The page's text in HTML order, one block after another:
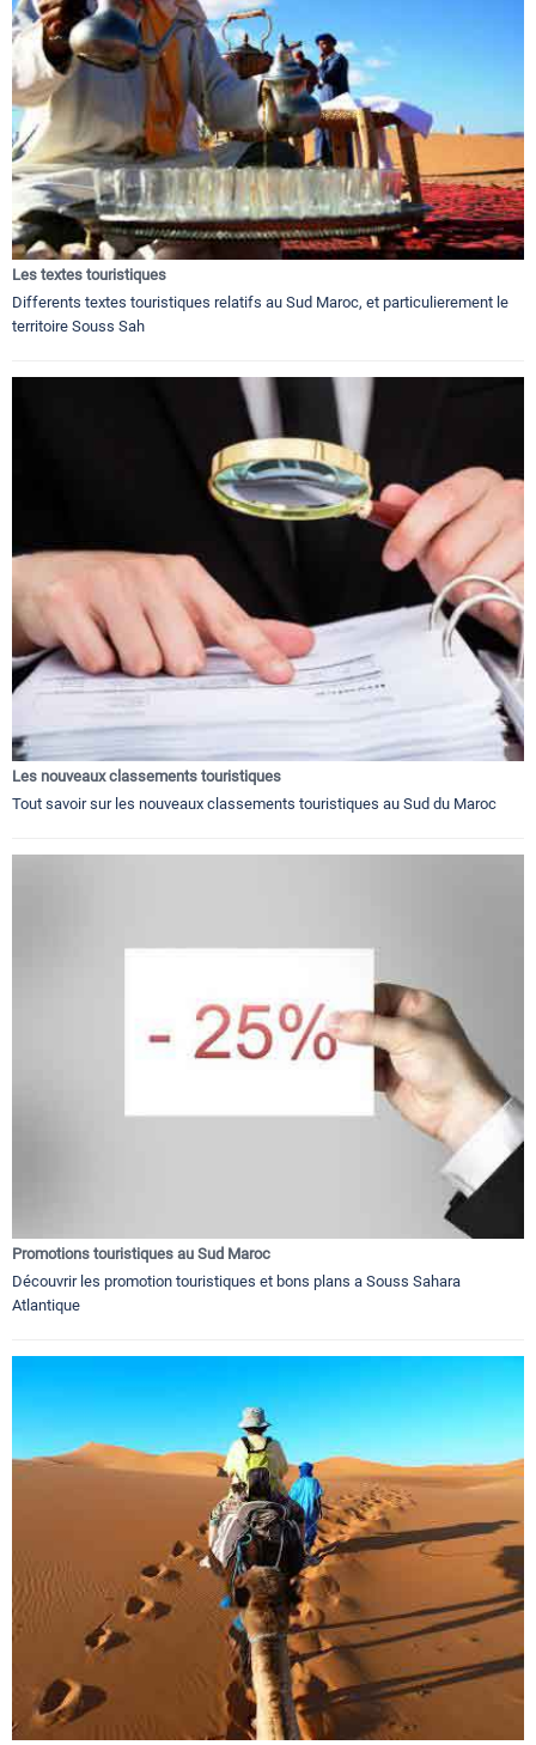
Les textes touristiques
Differents textes touristiques relatifs au Sud Maroc, et particulierement le
territoire Souss Sah
Les nouveaux classements touristiques
Tout savoir sur les nouveaux classements touristiques au Sud du Maroc
Promotions touristiques au Sud Maroc
Découvrir les promotion touristiques et bons plans a Souss Sahara
Atlantique